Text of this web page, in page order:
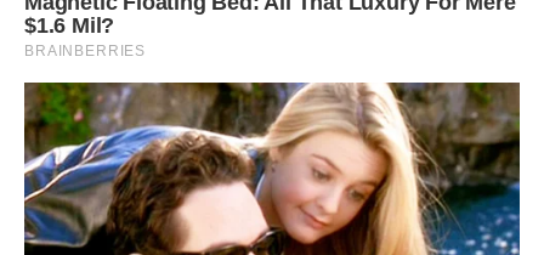
Звертатися з проханням можна як до самого Господа
Бога, так і до святих, які протегують в тій чи іншій біді, а
також до свого «іменним» святому.
Найголовніше умова при цьому – знати, що по вірі нашій
отримаємо, і керуватися словами з Євангелія від Матвія
(Мт., 7, 7): «Просіть, і дасться вам буде, шукайте, і
знайдете, стукайте, і відчинять вам; бо кожен, хто просить
одержує, хто шукає знаходить, а хто стукає відчинять ».